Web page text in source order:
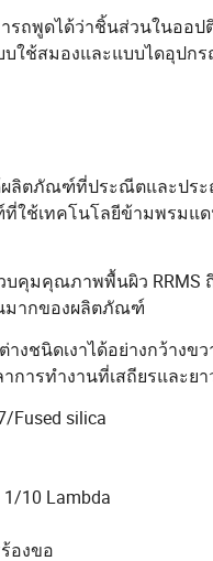
รถพูดได้ว่าชิ้นส่วนในออ
ใช้สมองและแบบไดอุปก
ลิตภัณฑ์ที่ประณีตและประ
ช้เทคโนโลยีข้ามพรมแ
บคุมคุณภาพพื้นผิว RRMS
มากของผลิตภัณฑ์
งชนิดเงาได้อย่างกว้างข
การทำงานที่เสถียรและย
Fused silica
10 Lambda
องขอ